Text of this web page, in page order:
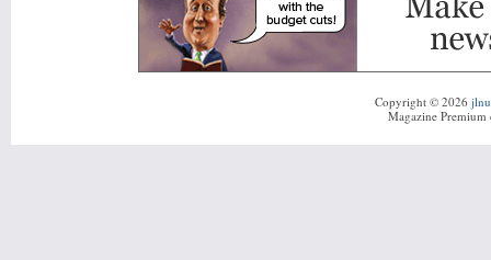
Copyright © 2026
Magazine Premium